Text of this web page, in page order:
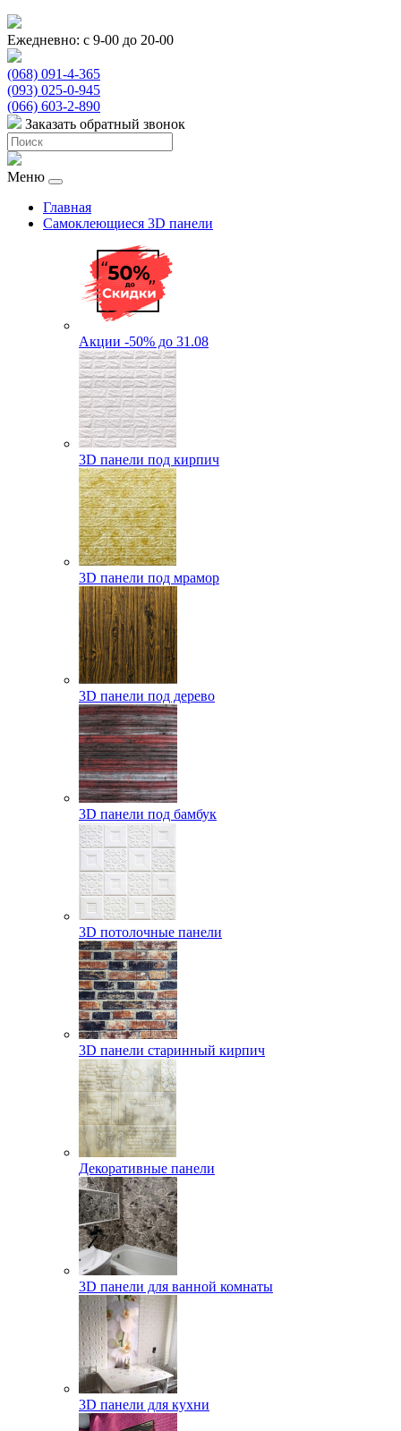
Ежедневно: с 9-00 до 20-00
(068) 091-4-365
(093) 025-0-945
(066) 603-2-890
Заказать обратный звонок
Меню
Главная
Самоклеющиеся 3D панели
Акции -50% до 31.08
3D панели под кирпич
3D панели под мрамор
3D панели под дерево
3D панели под бамбук
3D потолочные панели
3D панели старинный кирпич
Декоративные панели
3D панели для ванной комнаты
3D панели для кухни